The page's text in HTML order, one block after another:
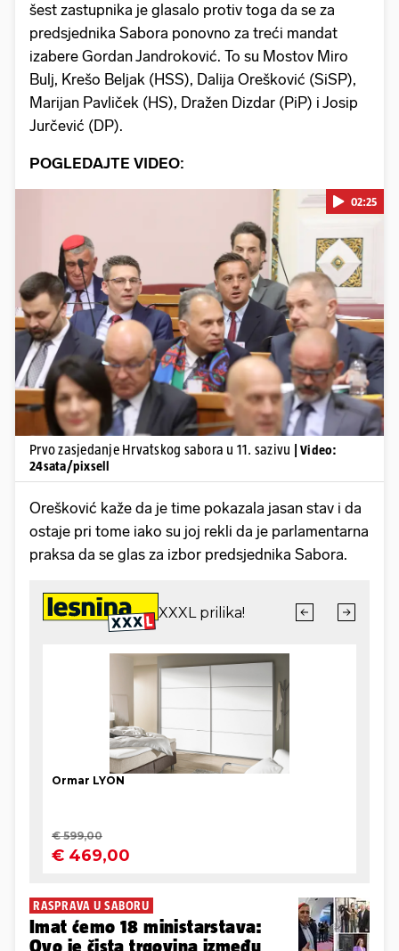
šest zastupnika je glasalo protiv toga da se za
predsjednika Sabora ponovno za treći mandat
izabere Gordan Jandroković. To su Mostov Miro
Bulj, Krešo Beljak (HSS), Dalija Orešković (SiSP),
Marijan Pavliček (HS), Dražen Dizdar (PiP) i Josip
Jurčević (DP).
POGLEDAJTE VIDEO:
Pokretanje videa...
02:25
Prvo zasjedanje Hrvatskog sabora u 11. sazivu
| Video:
24sata/pixsell
Orešković kaže da je time pokazala jasan stav i da
ostaje pri tome iako su joj rekli da je parlamentarna
praksa da se glas za izbor predsjednika Sabora.
RASPRAVA U SABORU
Imat ćemo 18 ministarstava:
Ovo je čista trgovina između